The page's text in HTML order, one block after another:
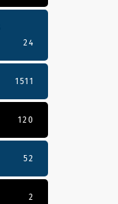
24
1511
120
52
2